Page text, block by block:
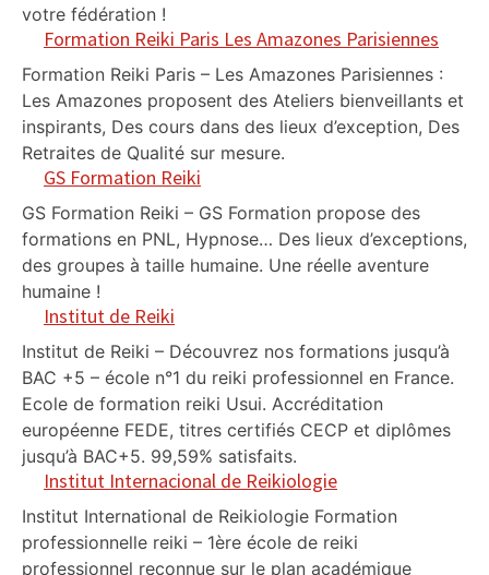
votre fédération !
Formation Reiki Paris Les Amazones Parisiennes
Formation Reiki Paris – Les Amazones Parisiennes :
Les Amazones proposent des Ateliers bienveillants et
inspirants, Des cours dans des lieux d’exception, Des
Retraites de Qualité sur mesure.
GS Formation Reiki
GS Formation Reiki – GS Formation propose des
formations en PNL, Hypnose… Des lieux d’exceptions,
des groupes à taille humaine. Une réelle aventure
humaine !
Institut de Reiki
Institut de Reiki – Découvrez nos formations jusqu’à
BAC +5 – école n°1 du reiki professionnel en France.
Ecole de formation reiki Usui. Accréditation
européenne FEDE, titres certifiés CECP et diplômes
jusqu’à BAC+5. 99,59% satisfaits.
Institut Internacional de Reikiologie
Institut International de Reikiologie Formation
professionnelle reiki – 1ère école de reiki
professionnel reconnue sur le plan académique